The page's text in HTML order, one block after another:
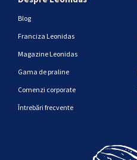
Blog
Franciza Leonidas
Magazine Leonidas
Gama de praline
Comenzi corporate
Întrebări frecvente